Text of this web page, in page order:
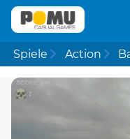
Spiele Action